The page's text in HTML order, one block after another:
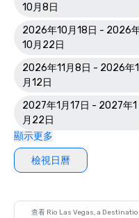
10月8日
2026年10月18日 - 2026
10月22日
2026年11月8日 - 2026年
月12日
2027年1月17日 - 2027年1
月22日
顯示更多
檢視日曆
查看 Rio Las Vegas, a